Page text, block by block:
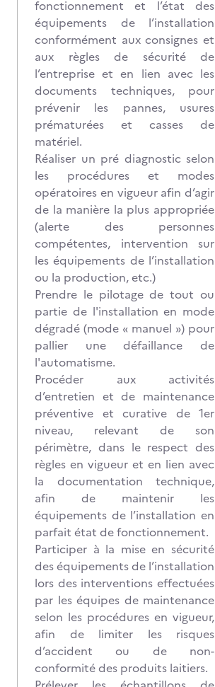
fonctionnement et l’état des
équipements de l’installation
conformément aux consignes et
aux règles de sécurité de
l’entreprise et en lien avec les
documents techniques, pour
prévenir les pannes, usures
prématurées et casses de
matériel.
Réaliser un pré diagnostic selon
les procédures et modes
opératoires en vigueur afin d’agir
de la manière la plus appropriée
(alerte des personnes
compétentes, intervention sur
les équipements de l’installation
ou la production, etc.)
Prendre le pilotage de tout ou
partie de l'installation en mode
dégradé (mode « manuel ») pour
pallier une défaillance de
l'automatisme.
Procéder aux activités
d’entretien et de maintenance
préventive et curative de 1er
niveau, relevant de son
périmètre, dans le respect des
règles en vigueur et en lien avec
la documentation technique,
afin de maintenir les
équipements de l’installation en
parfait état de fonctionnement.
Participer à la mise en sécurité
des équipements de l’installation
lors des interventions effectuées
par les équipes de maintenance
selon les procédures en vigueur,
afin de limiter les risques
d’accident ou de non-
conformité des produits laitiers.